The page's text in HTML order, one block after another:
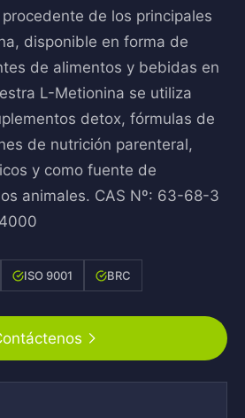
de los principales
disponible en forma de
de alimentos y bebidas en
L-Metionina se utiliza
detox, fórmulas de
de nutrición parenteral,
y como fuente de
animales. CAS Nº: 63-68-3
ISO 9001 BRC